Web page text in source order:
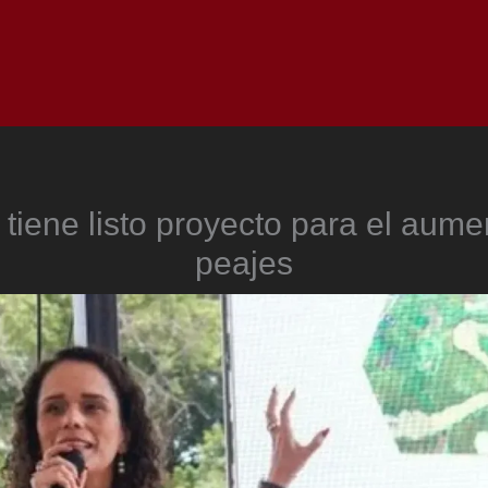
listo proyecto para el
peajes